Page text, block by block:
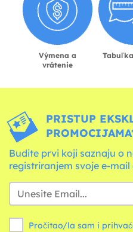
Výmena a
vrátenie
PRISTUP
Budite prvi koji saznaju o
registriranjem svoje e-mail
Pročitao/la sam i